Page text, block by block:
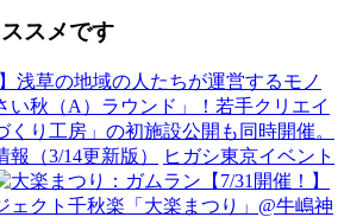
スメです
浅草の地域の人たちが運営するモノ
い秋（A）ラウンド」！若手クリエイ
くり工房」の初施設公開も同時開催。
（3/14更新版）
ヒガシ東京イベント
【7/31開催！】
クト千秋楽「大楽まつり」@牛嶋神